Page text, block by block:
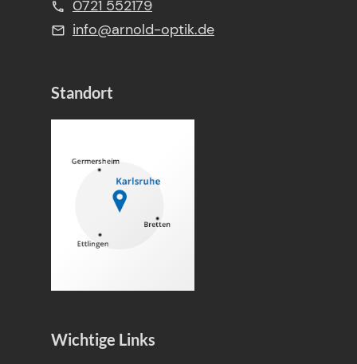
Standort
0721 552179
info@arnold-optik.de
Wichtige Links